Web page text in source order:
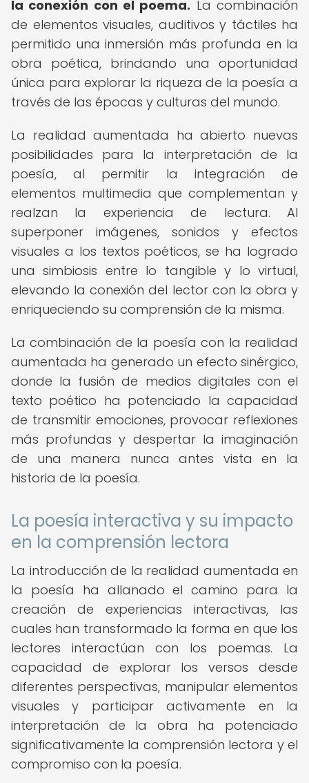
la conexión con el poema. La combinación
de elementos visuales, auditivos y táctiles ha
permitido una inmersión más profunda en la
obra poética, brindando una oportunidad
única para explorar la riqueza de la poesía a
través de las épocas y culturas del mundo.
La realidad aumentada ha abierto nuevas
posibilidades para la interpretación de la
poesía, al permitir la integración de
elementos multimedia que complementan y
realzan la experiencia de lectura. Al
superponer imágenes, sonidos y efectos
visuales a los textos poéticos, se ha logrado
una simbiosis entre lo tangible y lo virtual,
elevando la conexión del lector con la obra y
enriqueciendo su comprensión de la misma.
La combinación de la poesía con la realidad
aumentada ha generado un efecto sinérgico,
donde la fusión de medios digitales con el
texto poético ha potenciado la capacidad
de transmitir emociones, provocar reflexiones
más profundas y despertar la imaginación
de una manera nunca antes vista en la
historia de la poesía.
La poesía interactiva y su impacto
en la comprensión lectora
La introducción de la realidad aumentada en
la poesía ha allanado el camino para la
creación de experiencias interactivas, las
cuales han transformado la forma en que los
lectores interactúan con los poemas. La
capacidad de explorar los versos desde
diferentes perspectivas, manipular elementos
visuales y participar activamente en la
interpretación de la obra ha potenciado
significativamente la comprensión lectora y el
compromiso con la poesía.